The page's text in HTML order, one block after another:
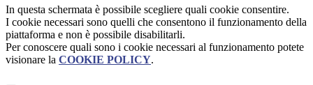
In questa schermata è possibile scegliere quali cookie consentire.
I cookie necessari sono quelli che consentono il funzionamento della
piattaforma e non è possibile disabilitarli.
Per conoscere quali sono i cookie necessari al funzionamento potete
visionare la COOKIE POLICY.